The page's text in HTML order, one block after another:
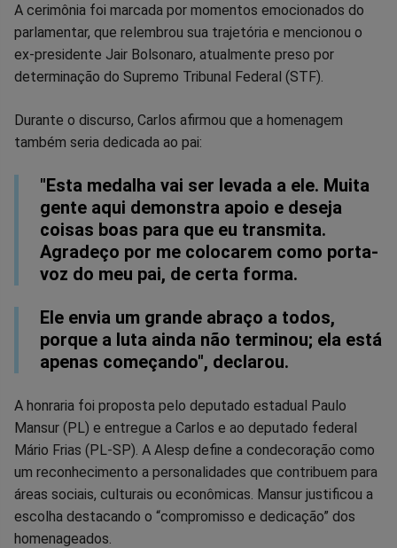
A cerimônia foi marcada por momentos emocionados do
parlamentar, que relembrou sua trajetória e mencionou o
ex-presidente Jair Bolsonaro, atualmente preso por
determinação do Supremo Tribunal Federal (STF).
Durante o discurso, Carlos afirmou que a homenagem
também seria dedicada ao pai:
"Esta medalha vai ser levada a ele. Muita
gente aqui demonstra apoio e deseja
coisas boas para que eu transmita.
Agradeço por me colocarem como porta-
voz do meu pai, de certa forma.
Ele envia um grande abraço a todos,
porque a luta ainda não terminou; ela está
apenas começando", declarou.
A honraria foi proposta pelo deputado estadual Paulo
Mansur (PL) e entregue a Carlos e ao deputado federal
Mário Frias (PL-SP). A Alesp define a condecoração como
um reconhecimento a personalidades que contribuem para
áreas sociais, culturais ou econômicas. Mansur justificou a
escolha destacando o “compromisso e dedicação” dos
homenageados.